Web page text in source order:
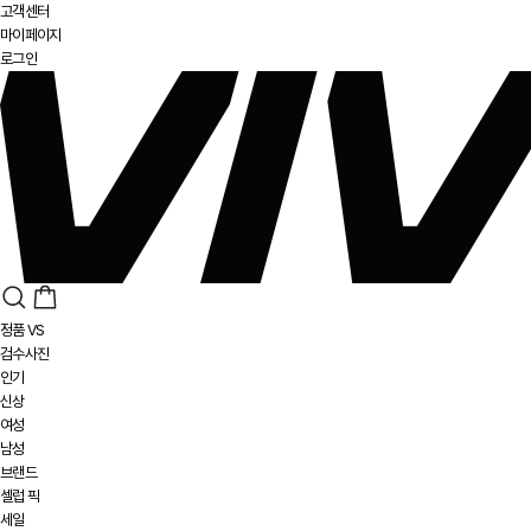
고객센터
마이페이지
로그인
정품 VS
검수사진
인기
신상
여성
남성
브랜드
셀럽 픽
세일